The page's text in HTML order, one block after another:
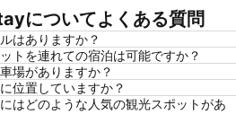
についてよくある質問
はありますか？
トを連れての宿泊は可能ですか？
場がありますか？
位置していますか？
はどのような人気の観光スポットがあ